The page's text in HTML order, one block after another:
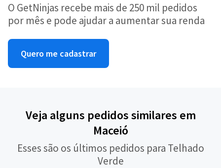
O GetNinjas recebe mais de 250 mil pedidos
por mês e pode ajudar a aumentar sua renda
Quero me cadastrar
Veja alguns pedidos similares em
Maceió
Esses são os últimos pedidos para Telhado
Verde